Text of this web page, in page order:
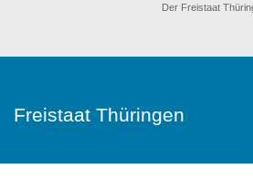
Der Freistaat
Freistaat Thüringen